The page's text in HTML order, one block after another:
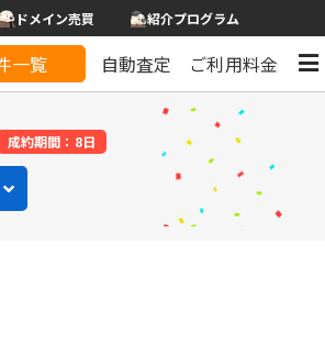
ドメイン売買 紹介プログラム
一覧 自動査定 ご利用料金
成約期間：8日